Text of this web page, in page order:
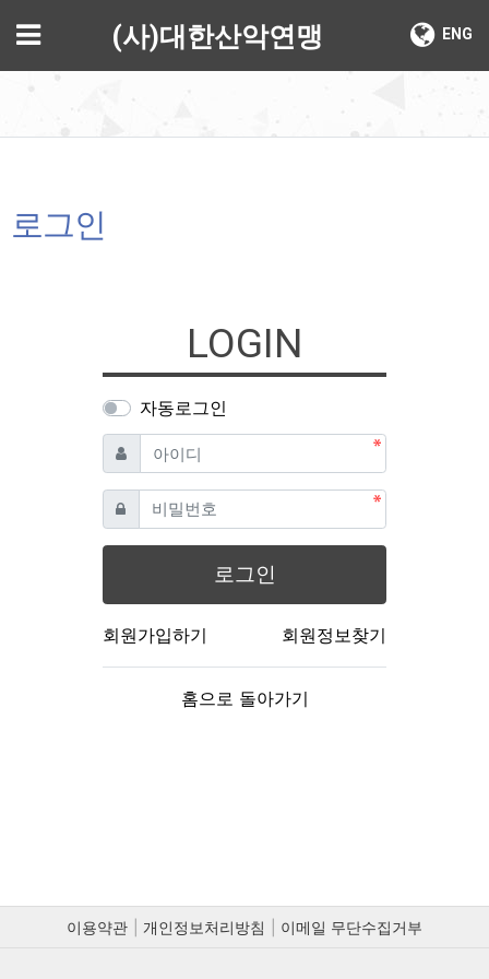
메뉴 ENG
(사)대한산악연맹
로그인
LOGIN
자동로그인
아이디 필수
비밀번호필수
로그인
회원가입하기 회원정보찾기
홈으로 돌아가기
이용약관 개인정보처리방침 이메일 무단수집거부